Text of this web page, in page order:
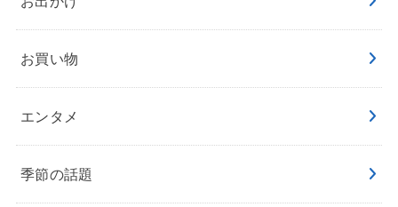
お買い物
エンタメ
季節の話題